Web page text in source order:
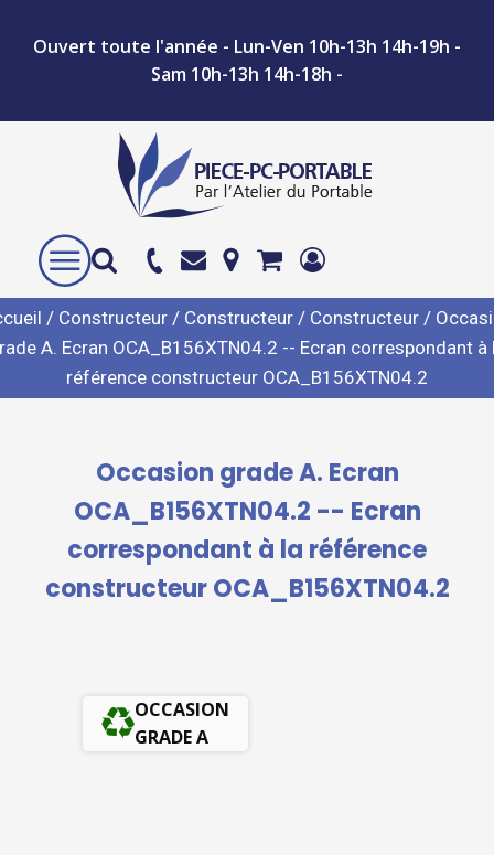
Ouvert toute l'année - Lun-Ven 10h-13h 14h-19h -
Sam 10h-13h 14h-18h -
/ Constructeur/ Constructeur/ Constructeur/
A. Ecran OCA_B156XTN04.2 -- Ecran correspondant à
référence constructeur OCA_B156XTN04.2
Occasion grade A. Ecran
OCA_B156XTN04.2 -- Ecran
correspondant à la référence
constructeur OCA_B156XTN04.2
OCCASION
GRADE A